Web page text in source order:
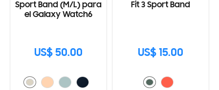
Sport Band (M/L) para
el Galaxy Watch6
US$ 50.00
Fit 3 Sport Band
US$ 15.00